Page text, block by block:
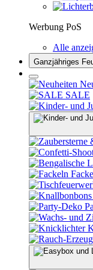
Werbung PoS
Alle
Ganzjähriges
SALE